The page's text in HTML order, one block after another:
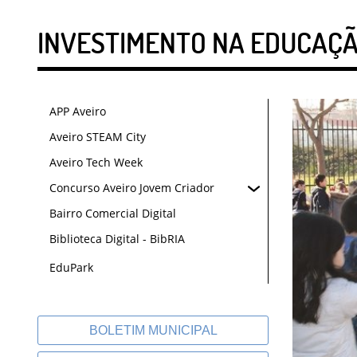
INVESTIMENTO NA
APP Aveiro
Aveiro STEAM City
Aveiro Tech Week
Concurso Aveiro Jovem Criador
Bairro Comercial Digital
Biblioteca Digital - BibRIA
EduPark
BOLETIM MUNICIPAL